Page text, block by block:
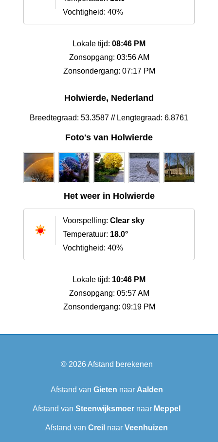
Vochtigheid: 40%
Lokale tijd: 08:46 PM
Zonsopgang: 03:56 AM
Zonsondergang: 07:17 PM
Holwierde, Nederland
Breedtegraad: 53.3587 // Lengtegraad: 6.8761
Foto's van Holwierde
Het weer in Holwierde
Voorspelling: Clear sky
Temperatuur: 18.0°
Vochtigheid: 40%
Lokale tijd: 10:46 PM
Zonsopgang: 05:57 AM
Zonsondergang: 09:19 PM
© 2026Afstand berekenen
Afstand van Gieten naar Aalden
Afstand van Steenwijksmoer naar Meppel
Afstand van Creil naar Veenhuizen